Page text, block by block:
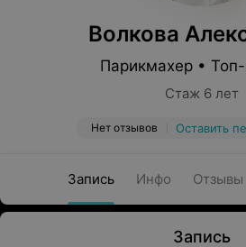
Волкова
Парикмахер • Топ-
Стаж 6 лет
Нет отзывов Оставить
Запись Инфо Отзывы
Запись